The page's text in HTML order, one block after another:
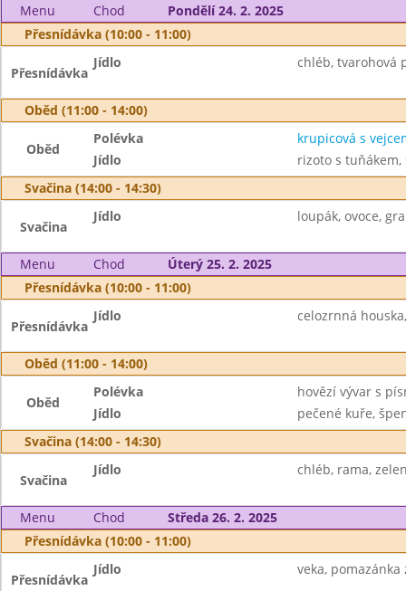
Menu Chod
Pondělí 24. 2. 2025
Přesnídávka (10:00 - 11:00)
Přesnídávka
Jídlo chléb, tvarohová
Oběd (11:00 - 14:00)
Oběd
Polévka
krupicová s
Jídlo
rizoto s tuňákem,
Svačina (14:00 - 14:30)
Svačina
Jídlo loupák, ovoce,
Menu Chod
Úterý 25. 2. 2025
Přesnídávka (10:00 - 11:00)
Přesnídávka
Jídlo celozrnná
Oběd (11:00 - 14:00)
Oběd
Polévka
hovězí vývar s
Jídlo
pečené kuře,
Svačina (14:00 - 14:30)
Svačina
Jídlo chléb, rama,
Menu Chod
Středa 26. 2. 2025
Přesnídávka (10:00 - 11:00)
Přesnídávka
Jídlo veka,